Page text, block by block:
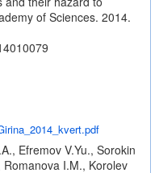
of Sciences. 2014.
Efremov V.Yu., Sorokin
I.M., Korolev